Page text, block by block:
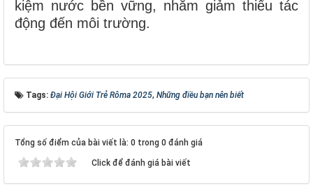
kiệm nước bền vững, nhằm giảm thiểu tác
động đến môi trường.
Tags: Đại Hội Giới Trẻ Rôma 2025, Những điều bạn nên biết
Tổng số điểm của bài viết là: 0 trong 0 đánh giá
Click để đánh giá bài viết